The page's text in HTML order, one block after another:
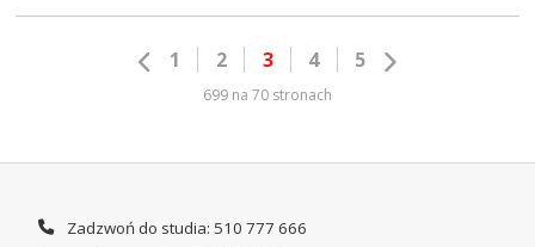
1 2 3 4 5
699 na 70 stronach
Zadzwoń do studia: 510 777 666